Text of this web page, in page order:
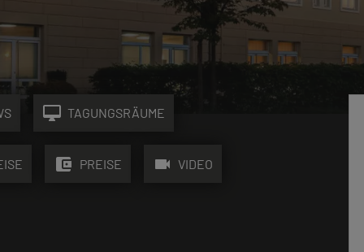
desktop_mac TAGUNGSRÄUME
account_balance_wallet PREISE videocam VIDEO